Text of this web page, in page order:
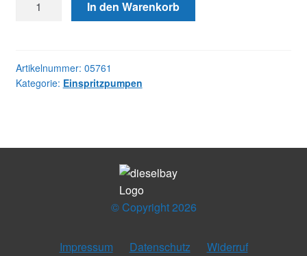
DB2435-
Menge
In den Warenkorb
Artikelnummer: 05761
Kategorie: Einspritzpumpen
© Copyright 2026
Impressum Datenschutz
Widerruf